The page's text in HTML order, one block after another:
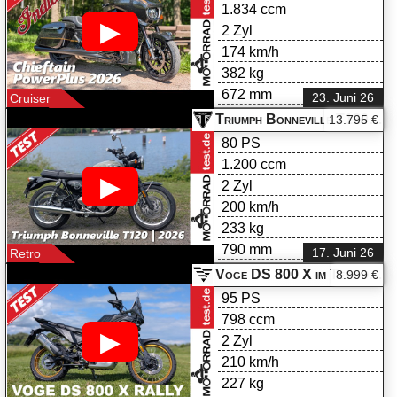
▶
23. Juni 26
Cruiser
1.834 ccm
2 Zyl
174 km/h
382 kg
672 mm
▶
Triumph Bonneville T120 im Test
17. Juni 26
Retro
13.795 €
80 PS
1.200 ccm
2 Zyl
200 km/h
233 kg
790 mm
▶
Voge DS 800 X im TestDS 800 X Rally
8.999 €
95 PS
798 ccm
2 Zyl
210 km/h
227 kg